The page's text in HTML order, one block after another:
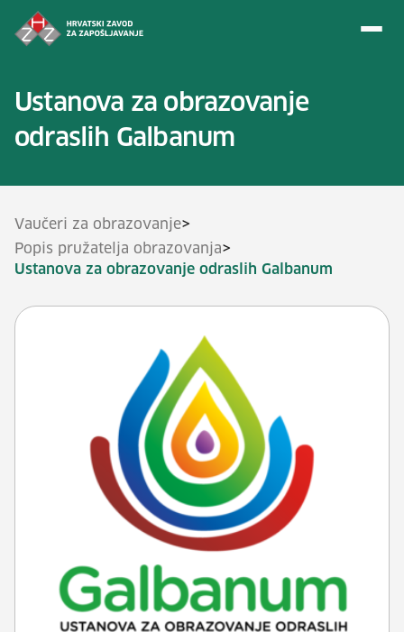
Ustanova za obrazovanje
odraslih Galbanum
Vaučeri za obrazovanje>
Popis pružatelja obrazovanja>
Ustanova za obrazovanje odraslih Galbanum